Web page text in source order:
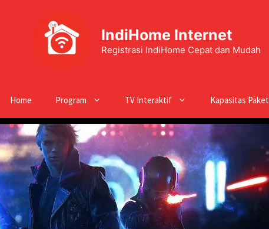
IndiHome Internet
Registrasi IndiHome Cepat dan Mudah
Home Program TV Interaktif Kapasitas Paket